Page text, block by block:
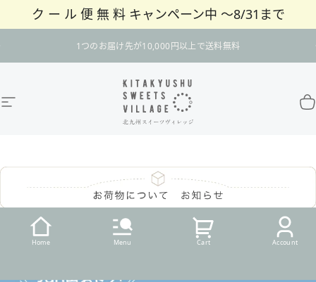
ク ー ル 便 無 料 キャンペーン中 〜8/31まで
1つのお届け先が10,000円以上で送料無料
スライドショーを一時停止
サイトナビゲーション 北九州スイーツヴィレッジ / 公式オンラインショ
Home Menu Cart Account